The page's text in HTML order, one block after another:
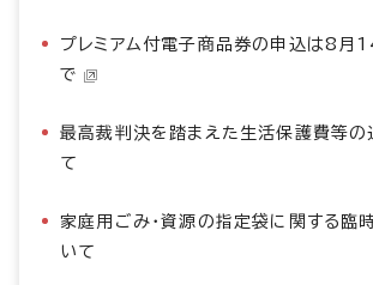
プレミアム付電子商品券の申込は8月
で
最高裁判決を踏まえた生活保護費等の
て
家庭用ごみ・資源の指定袋に関する臨
いて